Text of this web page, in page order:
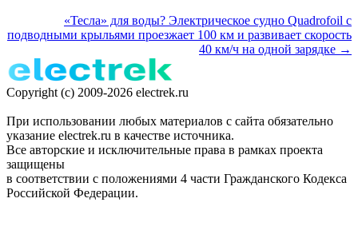
«Тесла» для воды? Электрическое судно Quadrofoil с
подводными крыльями проезжает 100 км и развивает скорость
40 км/ч на одной зарядке →
Copyright (c) 2009-2026 electrek.ru
При использовании любых материалов с сайта обязательно
указание electrek.ru в качестве источника.
Все авторские и исключительные права в рамках проекта
защищены
в соответствии с положениями 4 части Гражданского Кодекса
Российской Федерации.